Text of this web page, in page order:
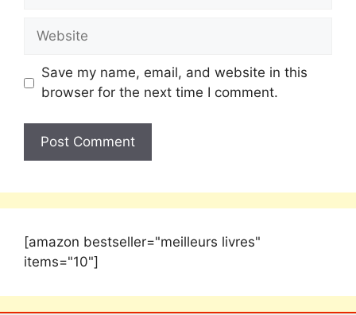
Save my name, email, and website in this
browser for the next time I comment.
[amazon bestseller="meilleurs livres"
items="10"]